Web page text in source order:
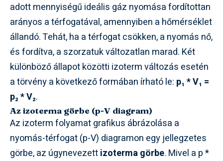
adott mennyiségű ideális gáz nyomása fordítottan
arányos a térfogatával, amennyiben a hőmérséklet
állandó. Tehát, ha a térfogat csökken, a nyomás nő,
és fordítva, a szorzatuk változatlan marad. Két
különböző állapot közötti izoterm változás esetén
a törvény a következő formában írható le: p₁ * V₁ =
p₂ * V₂.
Az izoterma görbe (p-V diagram)
Az izoterm folyamat grafikus ábrázolása a
nyomás-térfogat (p-V) diagramon egy jellegzetes
görbe, az úgynevezettizoterma görbe. Mivel a p *